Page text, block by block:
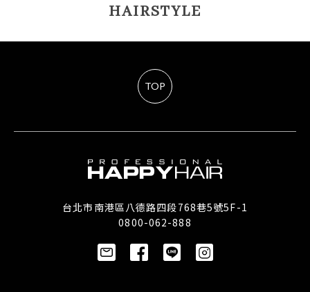
HAIRSTYLE
TOP
台北市南港區八德路四段768巷5號5F-1
0800-062-888